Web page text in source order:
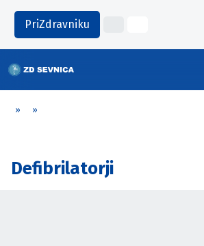
PriZdravniku
» »
Defibrilatorji